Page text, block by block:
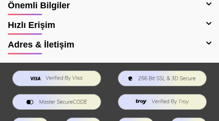
Önemli Bilgiler
Hızlı Erişim
Adres & İletişim